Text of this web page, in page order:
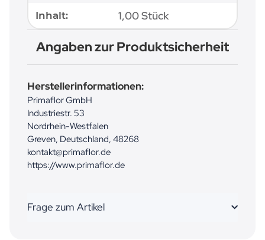
Inhalt: 1,00 Stück
Angaben zur Produktsicherheit
Herstellerinformationen:
Primaflor GmbH
Industriestr. 53
Nordrhein-Westfalen
Greven, Deutschland, 48268
kontakt@primaflor.de
https://www.primaflor.de
Frage zum Artikel